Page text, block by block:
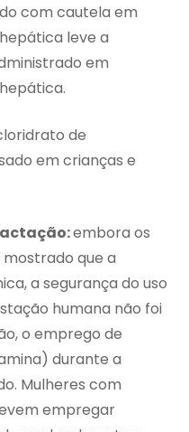
com cautela em
leve a
em
de
em crianças e
embora os
que a
a segurança do uso
humana não foi
o emprego de
durante a
Mulheres com
empregar